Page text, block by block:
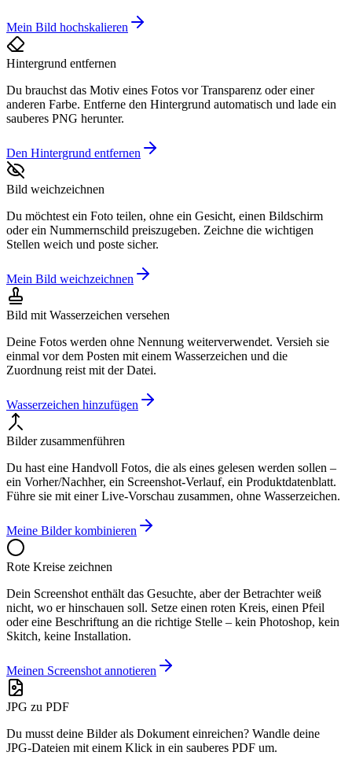
Mein Bild hochskalieren
Hintergrund entfernen
Du brauchst das Motiv eines Fotos vor Transparenz oder einer
anderen Farbe. Entferne den Hintergrund automatisch und lade ein
sauberes PNG herunter.
Den Hintergrund entfernen
Bild weichzeichnen
Du möchtest ein Foto teilen, ohne ein Gesicht, einen Bildschirm
oder ein Nummernschild preiszugeben. Zeichne die wichtigen
Stellen weich und poste sicher.
Mein Bild weichzeichnen
Bild mit Wasserzeichen versehen
Deine Fotos werden ohne Nennung weiterverwendet. Versieh sie
einmal vor dem Posten mit einem Wasserzeichen und die
Zuordnung reist mit der Datei.
Wasserzeichen hinzufügen
Bilder zusammenführen
Du hast eine Handvoll Fotos, die als eines gelesen werden sollen –
ein Vorher/Nachher, ein Screenshot-Verlauf, ein Produktdatenblatt.
Führe sie mit einer Live-Vorschau zusammen, ohne Wasserzeichen.
Meine Bilder kombinieren
Rote Kreise zeichnen
Dein Screenshot enthält das Gesuchte, aber der Betrachter weiß
nicht, wo er hinschauen soll. Setze einen roten Kreis, einen Pfeil
oder eine Beschriftung an die richtige Stelle – kein Photoshop, kein
Skitch, keine Installation.
Meinen Screenshot annotieren
JPG zu PDF
Du musst deine Bilder als Dokument einreichen? Wandle deine
JPG-Dateien mit einem Klick in ein sauberes PDF um.